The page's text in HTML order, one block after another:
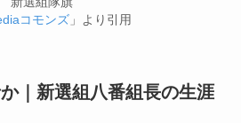
コモンズ」より引用
｜新選組八番組長の生涯